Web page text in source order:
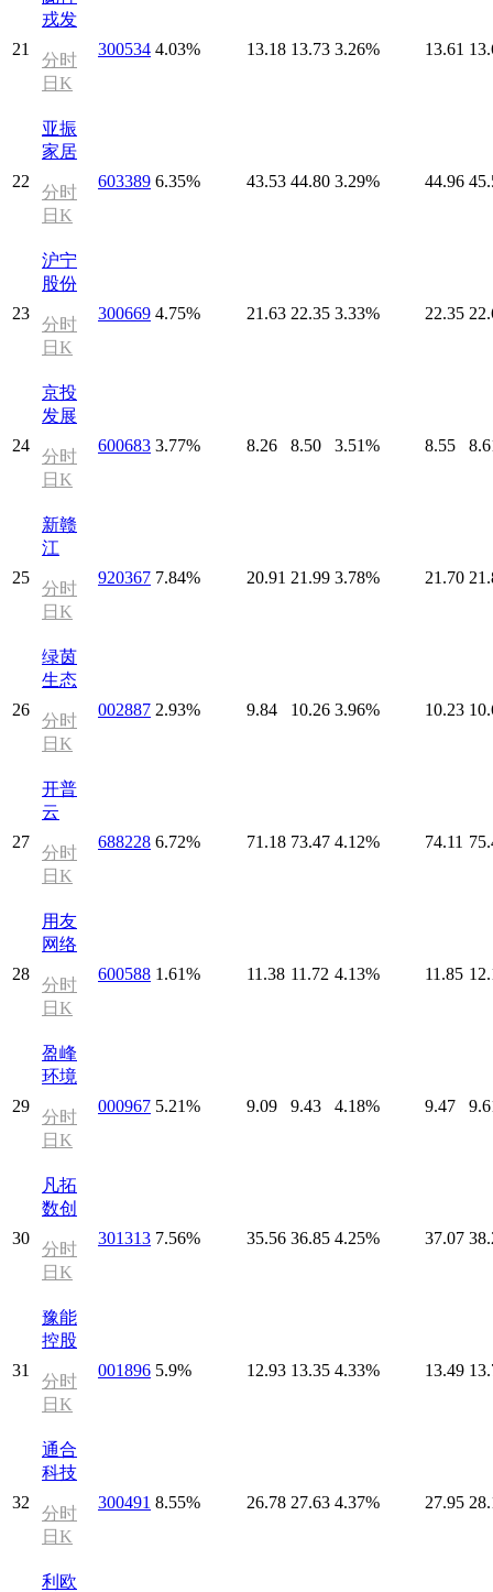
21
戎发
分时
日K
300534 4.03% 13.18 13.73 3.26% 13.61
22
亚振
家居
分时
日K
603389 6.35% 43.53 44.80 3.29% 44.96
23
沪宁
股份
分时
日K
300669 4.75% 21.63 22.35 3.33% 22.35
24
京投
发展
分时
日K
600683 3.77% 8.26 8.50 3.51% 8.55
25
新赣
江
分时
日K
920367 7.84% 20.91 21.99 3.78% 21.70
26
绿茵
生态
分时
日K
002887 2.93% 9.84 10.26 3.96% 10.23
27
开普
云
分时
日K
688228 6.72% 71.18 73.47 4.12% 74.11
28
用友
网络
分时
日K
600588 1.61% 11.38 11.72 4.13% 11.85
29
盈峰
环境
分时
日K
000967 5.21% 9.09 9.43 4.18% 9.47
30
凡拓
数创
分时
日K
301313 7.56% 35.56 36.85 4.25% 37.07
31
豫能
控股
分时
日K
001896 5.9% 12.93 13.35 4.33% 13.49
32
通合
科技
分时
日K
300491 8.55% 26.78 27.63 4.37% 27.95
利欧